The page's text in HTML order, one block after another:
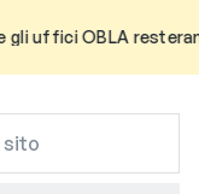
OBLA